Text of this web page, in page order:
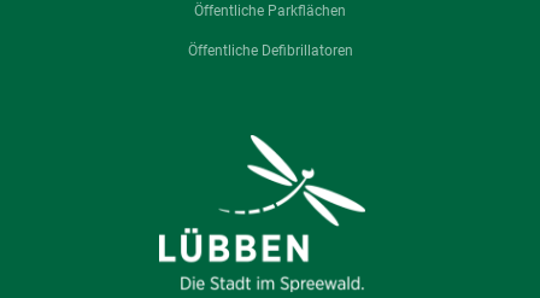
Öffentliche Parkflächen
Öffentliche Defibrillatoren